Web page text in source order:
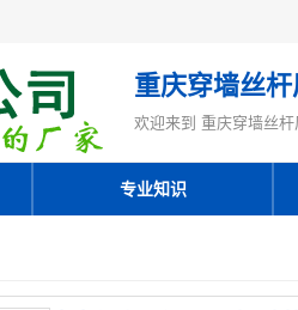
重庆穿墙丝杆
欢迎来到 重庆穿墙丝杆
专业知识